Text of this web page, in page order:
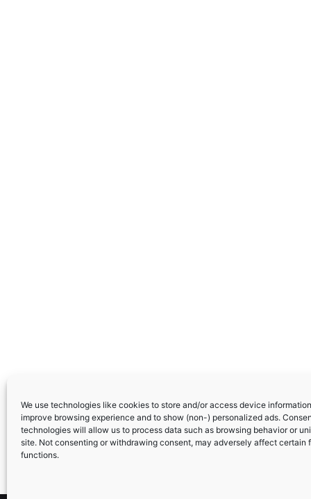
We use technologies like cookies to store and/or access device
improve browsing experience and to show (non-) personalized ads.
technologies will allow us to process data such as browsing behavior or
site. Not consenting or withdrawing consent, may adversely affect certain
functions.